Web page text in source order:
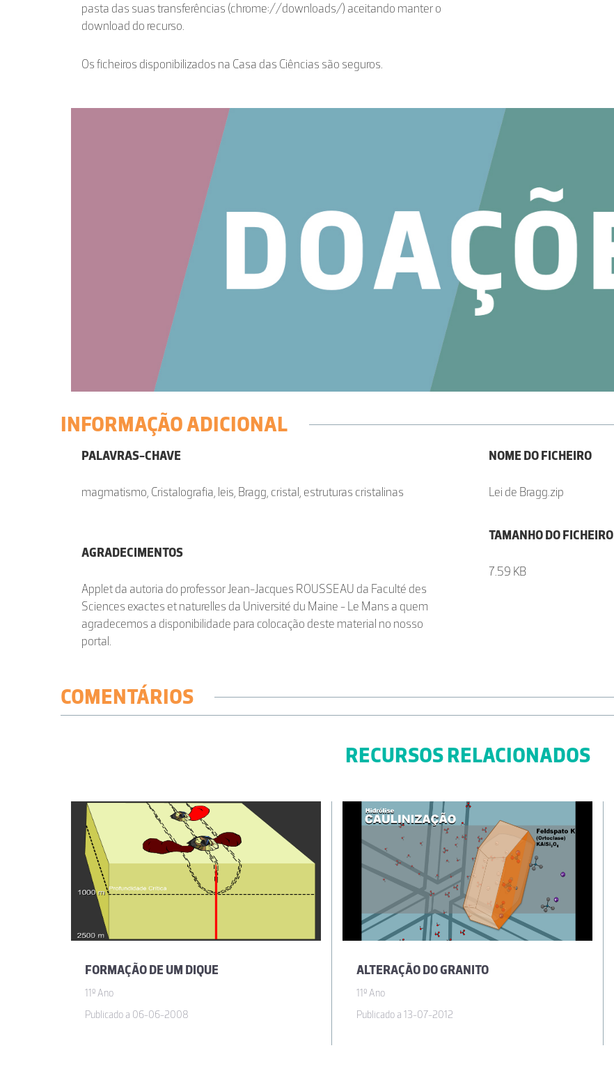
pasta das suas transferências (chrome://downloads/) aceitando manter o
download do recurso.
Os ficheiros disponibilizados na Casa das Ciências são seguros.
INFORMAÇÃO ADICIONAL
PALAVRAS-CHAVE
magmatismo, Cristalografia, leis, Bragg, cristal, estruturas cristalinas
AGRADECIMENTOS
Applet da autoria do professor Jean-Jacques ROUSSEAU da Faculté des
Sciences exactes et naturelles da Université du Maine - Le Mans a quem
agradecemos a disponibilidade para colocação deste material no nosso
portal.
NOME DO FICHEIRO
Lei de Bragg.zip
TAMANHO DO FICHEIRO
7.59 KB
COMENTÁRIOS
RECURSOS RELACIONADOS
FORMAÇÃO DE UM DIQUE
11º Ano
Publicado a 06-06-2008
ALTERAÇÃO DO GRANITO
11º Ano
Publicado a 13-07-2012